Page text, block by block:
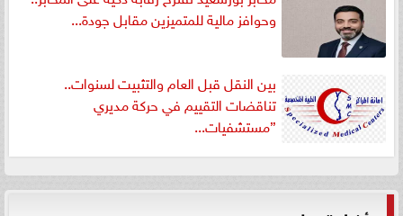
وحوافز مالية للمتميزين مقابل جودة...
بين النقل قبل العام والتثبيت لسنوات..
تناقضات التقييم في حركة مديري
”مستشفيات...